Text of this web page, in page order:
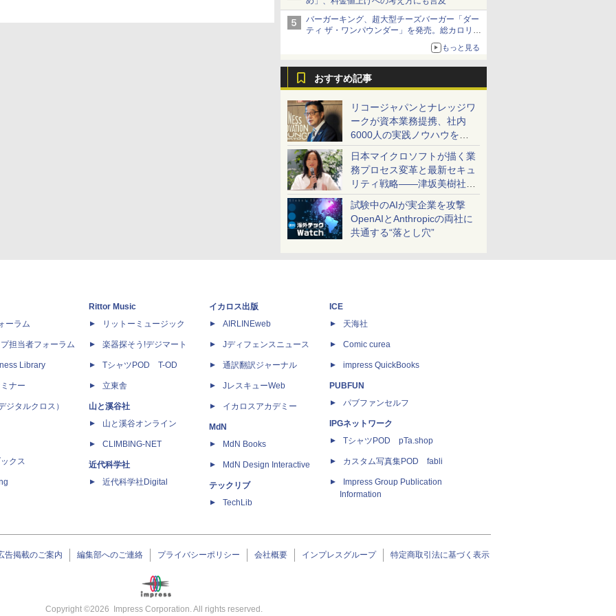
バーガーキング、超大型チーズバーガー「ダー
ティ ザ・ワンパウンダー」を発売。総カロリー
もっと見る
おすすめ記事
リコージャパンとナレッジワ
ークが資本業務提携、社内
6000人の実践ノウハウを生
かした「AI商談記録 for
RICOH」を展開へ
日本マイクロソフトが描く業
務プロセス変革と最新セキュ
リティ戦略――津坂美樹社長
が2027年度戦略を説明
試験中のAIが実企業を攻撃
OpenAIとAnthropicの両社に
共通する“落とし穴”
ーラム
担当者フォーラム
Library
ナー
ジタルクロス）
クス
Rittor Music
リットーミュージック
楽器探そう!デジマート
TシャツPOD T-OD
立東舎
山と溪谷社
山と溪谷オンライン
CLIMBING-NET
近代科学社
近代科学社Digital
イカロス出版
AIRLINEweb
Jディフェンスニュース
通訳翻訳ジャーナル
JレスキューWeb
イカロスアカデミー
MdN
MdN Books
MdN Design Interactive
テックリブ
TechLib
ICE
天海社
Comic curea
impress QuickBooks
PUBFUN
パブファンセルフ
IPGネットワーク
TシャツPOD pTa.shop
カスタム写真集POD fabli
Impress Group Publication
Information
告掲載のご案内 編集部へのご連絡 プライバシーポリシー 会社概要 インプレスグループ 特定商取引法に基づく表示
Copyright ©2026 Impress Corporation. All rights reserved.